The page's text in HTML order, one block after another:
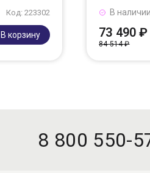
Код: 223302
В корзину
В наличии
73 490 ₽
84 514 ₽
8 800 550-